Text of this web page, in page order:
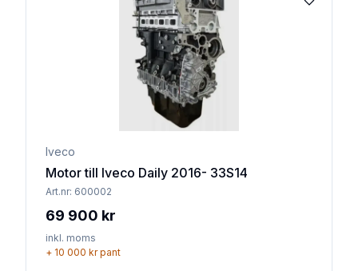
Lägg till
Iveco
Motor till Iveco Daily 2016- 33S14
Art.nr: 600002
69 900 kr
inkl. moms
+ 10 000 krpant